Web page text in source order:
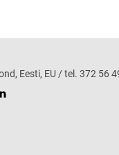
Eesti, EU / tel. 372 56